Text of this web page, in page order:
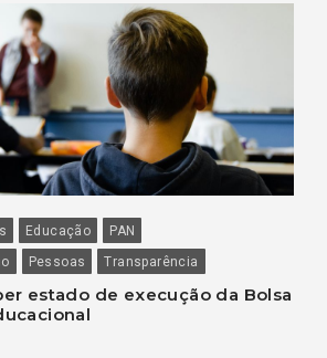
Educação
PAN
Pessoas Transparência
estado de execução da Bolsa